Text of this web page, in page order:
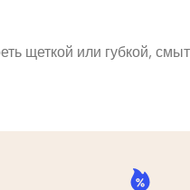
щеткой или губкой,